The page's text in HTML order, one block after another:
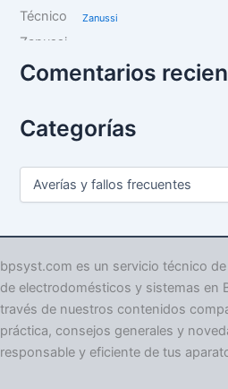
Zanussi
Comentarios
Categorías
C
o
r
a
s
bpsyst.com es un servicio técnico
de electrodomésticos y sistemas en
través de nuestros contenidos
práctica, consejos generales y
responsable y eficiente de tus